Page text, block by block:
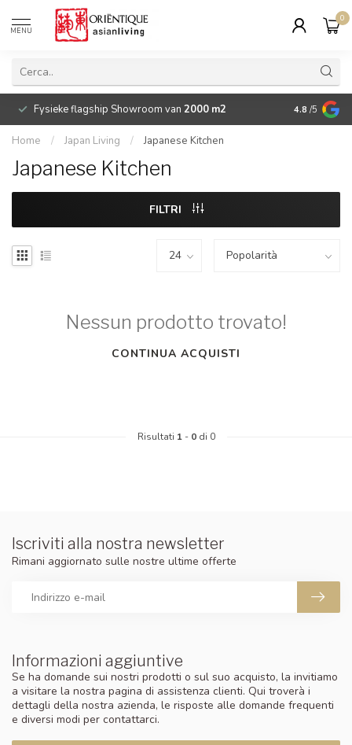
MENU
0
Fysieke flagship Showroom van 2000 m2 Betaalbare
4.8 /5
Home / Japan Living / Japanese Kitchen
Japanese Kitchen
FILTRI
Nessun prodotto trovato!
CONTINUA ACQUISTI
Risultati 1- 0di 0
Informazioni aggiuntive
Se ha domande sui nostri prodotti o sul suo acquisto, la invitiamo
a visitare la nostra pagina di assistenza clienti. Qui troverà i
dettagli della nostra azienda, le risposte alle domande frequenti
e diversi modi per contattarci.
Iscriviti alla nostra newsletter
Rimani aggiornato sulle nostre ultime offerte